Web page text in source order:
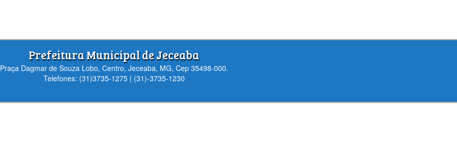
Prefeitura Municipal de Jeceaba
Praça Dagmar de Souza Lobo, Centro, Jeceaba, MG, Cep 35498-000.
Telefones: (31)3735-1275 | (31)-3735-1230